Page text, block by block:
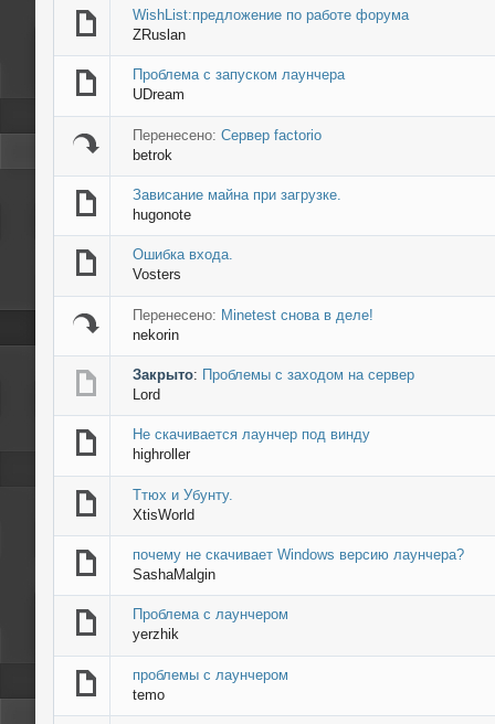
WishList:предложение по работе форума
ZRuslan
Проблема с запуском лаунчера
UDream
Перенесено: Сервер factorio
betrok
Зависание майна при загрузке.
hugonote
Ошибка входа.
Vosters
Перенесено: Minetest снова в деле!
nekorin
Закрыто: Проблемы с заходом на сервер
Lord
Не скачивается лаунчер под винду
highroller
Ттюх и Убунту.
XtisWorld
почему не скачивает Windows версию лаунчера?
SashaMalgin
Проблема с лаунчером
yerzhik
проблемы с лаунчером
temo